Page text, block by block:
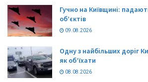
Гучно на Київщині:
об’єктів
09.08.2026
Одну з найбільших доріг
як об’їхати
08.08.2026